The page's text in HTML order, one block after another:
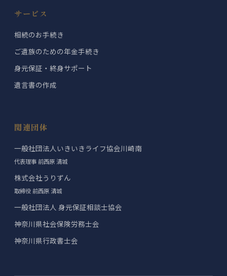
サービス
相続のお手続き
ご遺族のための年金手続き
身元保証・終身サポート
遺言書の作成
関連団体
一般社団法人いきいきライフ協会川崎南
代表理事 前西原 清城
株式会社うりずん
取締役 前西原 清城
一般社団法人 身元保証相談士協会
神奈川県社会保険労務士会
神奈川県行政書士会